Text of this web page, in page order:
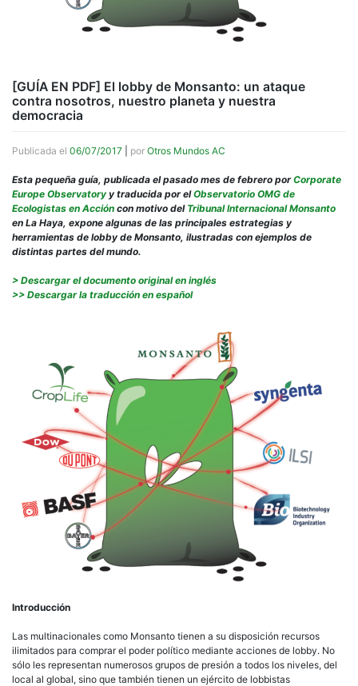
[GUÍA EN PDF] El lobby de Monsanto: un ataque
contra nosotros, nuestro planeta y nuestra
democracia
Publicada el 06/07/2017 por Otros Mundos AC
Esta pequeña guía, publicada el pasado mes de febrero porCorporate
Europe Observatoryy traducida por elObservatorio OMG de
Ecologistas en Acción con motivo del Tribunal Internacional Monsanto
en La Haya, expone algunas de las principales estrategias y
herramientas de lobby de Monsanto, ilustradas con ejemplos de
distintas partes del mundo.
> Descargar el documento original en inglés
>> Descargar la traducción en español
Introducción
Las multinacionales como Monsanto tienen a su disposición recursos
ilimitados para comprar el poder político mediante acciones de lobby. No
sólo les representan numerosos grupos de presión a todos los niveles, del
local al global, sino que también tienen un ejército de lobbistas